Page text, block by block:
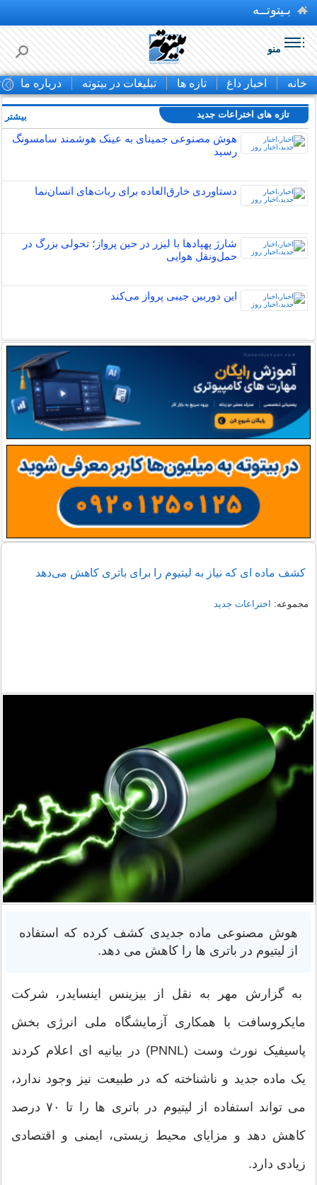
بـیتوتــه
منو
خانه اخبار داغ تازه ها تبلیغات در بیتوته درباره ما
تازه های اختراعات جدید
هوش مصنوعی جمینای به عینک هوشمند سامسونگ
رسید
دستاوردی خارق‌العاده برای ربات‌های انسان‌نما
شارژ پهپادها با لیزر در حین پرواز؛ تحولی بزرگ در
حمل‌ونقل هوایی
این دوربین جیبی پرواز می‌کند
بیشتر
کشف ماده ای که نیاز به لیتیوم را برای باتری کاهش می‌دهد
مجموعه: اختراعات جدید
هوش مصنوعی ماده جدیدی کشف کرده که استفاده
از لیتیوم در باتری ها را کاهش می دهد.
به گزارش مهر به نقل از بیزینس اینسایدر، شرکت
مایکروسافت با همکاری آزمایشگاه ملی انرژی بخش
پاسیفیک نورث وست (PNNL) در بیانیه ای اعلام کردند
یک ماده جدید و ناشناخته که در طبیعت نیز وجود ندارد،
می تواند استفاده از لیتیوم در باتری ها را تا ۷۰ درصد
کاهش دهد و مزایای محیط زیستی، ایمنی و اقتصادی
زیادی دارد.